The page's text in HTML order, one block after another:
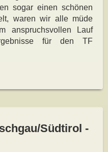
sogar einen schönen
waren wir alle müde
anspruchsvollen Lauf
für den TF
Südtirol -